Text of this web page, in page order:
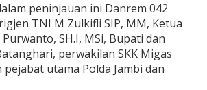
peninjauan ini Danrem 042
TNI M Zulkifli SIP, MM, Ketua
Purwanto, SH.I, MSi, Bupati dan
perwakilan SKK Migas
pejabat utama Polda Jambi dan